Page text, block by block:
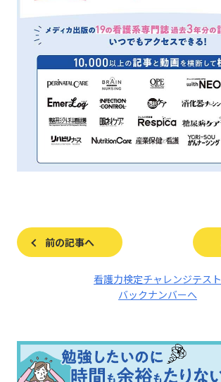
前の記事へ
看護力検定チャレンジテスト
バックナンバーへ